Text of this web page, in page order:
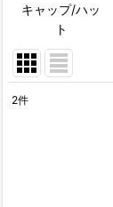
キャップ/ハッ
ト
2件